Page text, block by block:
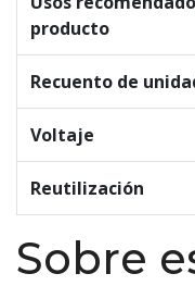
producto
Recuento de
Voltaje
Reutilización
Sobre